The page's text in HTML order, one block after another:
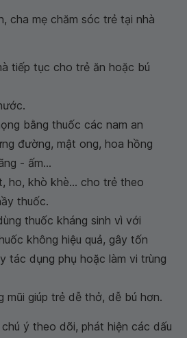
cha mẹ chăm sóc trẻ tại nhà
tiếp tục cho trẻ ăn hoặc bú
bằng thuốc các nam an
đường, mật ong, hoa hồng
- ấm...
ho, khò khè... cho trẻ theo
thuốc.
thuốc kháng sinh vì với
không hiệu quả, gây tốn
tác dụng phụ hoặc làm vi trùng
mũi giúp trẻ dễ thở, dễ bú hơn.
ý theo dõi, phát hiện các dấu